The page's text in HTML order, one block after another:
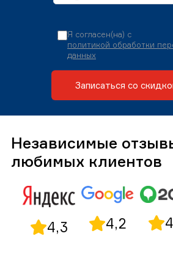
Я согласен(на) с
политикой обработки
данных
Записаться со
Независимые
любимых клиентов
4,3 4,2